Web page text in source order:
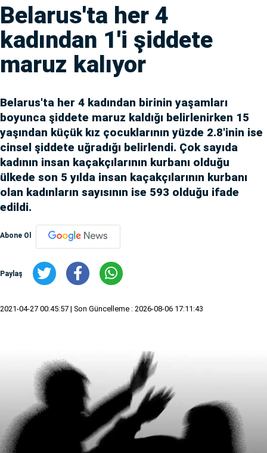
Belarus'ta her 4
kadından 1'i şiddete
maruz kalıyor
Belarus'ta her 4 kadından birinin yaşamları
boyunca şiddete maruz kaldığı belirlenirken 15
yaşından küçük kız çocuklarının yüzde 2.8'inin ise
cinsel şiddete uğradığı belirlendi. Çok sayıda
kadının insan kaçakçılarının kurbanı olduğu
ülkede son 5 yılda insan kaçakçılarının kurbanı
olan kadınların sayısının ise 593 olduğu ifade
edildi.
Abone Ol
Paylaş
2021-04-27 00:45:57 | Son Güncelleme : 2026-08-06 17:11:43